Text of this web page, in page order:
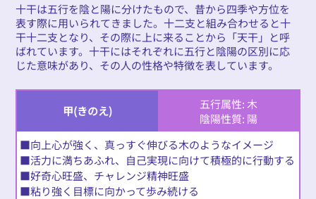
十干は五行を陰と陽に分けたもので、昔から四季や方位を
表す際に用いられてきました。十二支と組み合わせると十
干十二支となり、その際に上に来ることから「天干」と呼
ばれています。十干にはそれぞれに五行と陰陽の区別に応
じた意味があり、その人の性格や特徴を表しています。
甲(きのえ)
五行属性: 木
陰陽性質: 陽
■向上心が強く、真っすぐ伸びる木のようなイメージ
■活力に満ちあふれ、自己実現に向けて積極的に行動する
■好奇心旺盛、チャレンジ精神旺盛
■粘り強く目標に向かって歩み続ける